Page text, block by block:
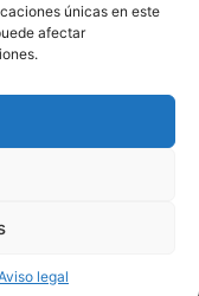
únicas en este
afectar
legal
reservados.